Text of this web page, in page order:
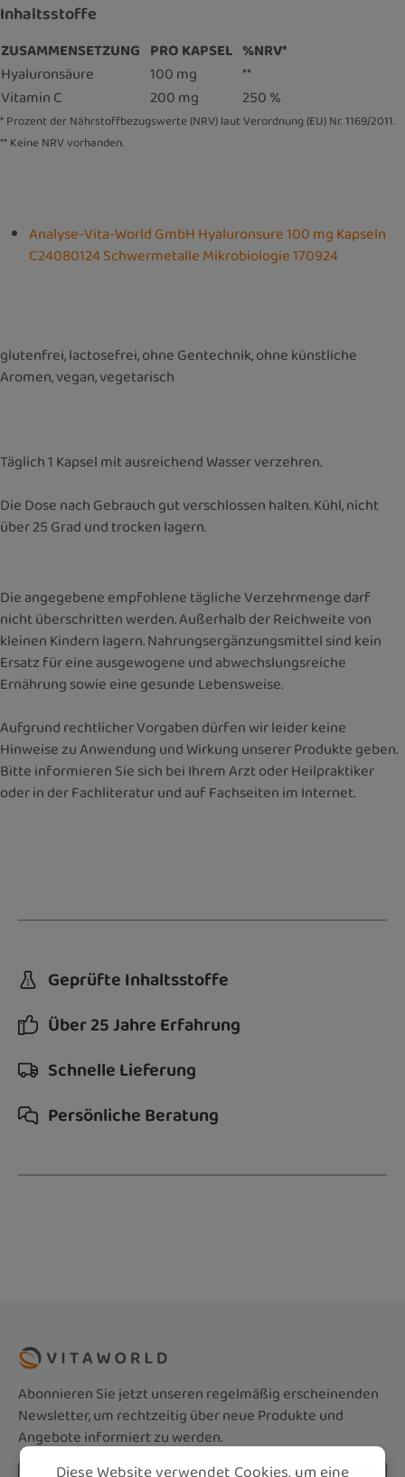
Inhaltsstoffe
ZUSAMMENSETZUNG PRO KAPSEL %NRV*
Hyaluronsäure
100 mg
**
Vitamin C
200 mg 250 %
* Prozent der Nährstoffbezugswerte (NRV) laut Verordnung (EU) Nr. 1169/2011.
** Keine NRV vorhanden.
Analyse-Vita-World GmbH Hyaluronsure 100 mg Kapseln
C24080124 Schwermetalle Mikrobiologie 170924
glutenfrei, lactosefrei, ohne Gentechnik, ohne künstliche
Aromen, vegan, vegetarisch
Täglich 1 Kapsel mit ausreichend Wasser verzehren.
Die Dose nach Gebrauch gut verschlossen halten. Kühl, nicht
über 25 Grad und trocken lagern.
Die angegebene empfohlene tägliche Verzehrmenge darf
nicht überschritten werden. Außerhalb der Reichweite von
kleinen Kindern lagern. Nahrungsergänzungsmittel sind kein
Ersatz für eine ausgewogene und abwechslungsreiche
Ernährung sowie eine gesunde Lebensweise.
Aufgrund rechtlicher Vorgaben dürfen wir leider keine
Hinweise zu Anwendung und Wirkung unserer Produkte geben.
Bitte informieren Sie sich bei Ihrem Arzt oder Heilpraktiker
oder in der Fachliteratur und auf Fachseiten im Internet.
Geprüfte Inhaltsstoffe
Über 25 Jahre Erfahrung
Schnelle Lieferung
Persönliche Beratung
Abonnieren Sie jetzt unseren regelmäßig erscheinenden
Newsletter, um rechtzeitig über neue Produkte und
Angebote informiert zu werden.